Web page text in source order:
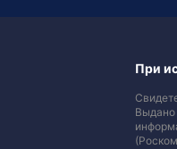
При
Выдано